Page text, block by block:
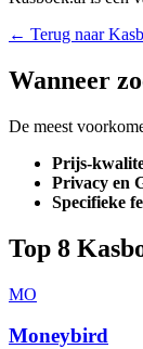
← Terug naar
Wanneer
De meest
Prijs-
Privacy en
Specifieke
Top 8
MO
Moneybird